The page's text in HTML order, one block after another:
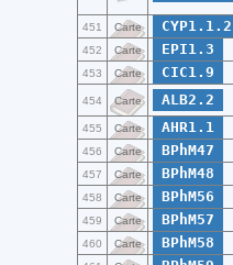
451 Carte CYP1.1.2
452 Carte EPI1.3
453 Carte CIC1.9
454 Carte ALB2.2
455 Carte AHR1.1
456 Carte BPhM47
457 Carte BPhM48
458 Carte BPhM56
459 Carte BPhM57
460 Carte BPhM58